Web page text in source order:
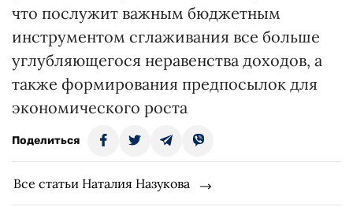
что послужит важным бюджетным
инструментом сглаживания все больше
углубляющегося неравенства доходов, а
также формирования предпосылок для
экономического роста
Поделиться
Все статьи Наталия Назукова